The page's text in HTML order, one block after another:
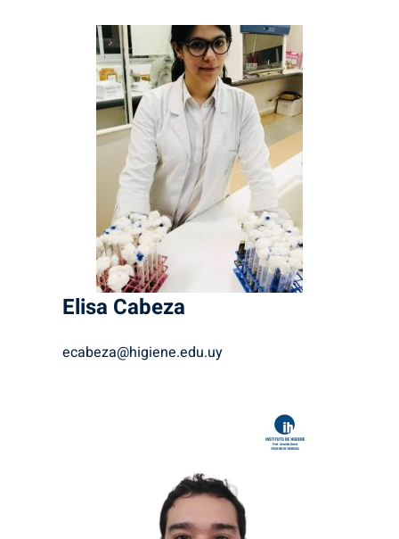
Elisa Cabeza
ecabeza@higiene.edu.uy